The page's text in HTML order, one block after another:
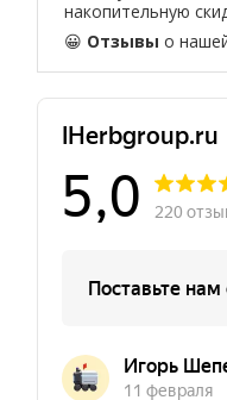
накопительную
😀 Отзывы о